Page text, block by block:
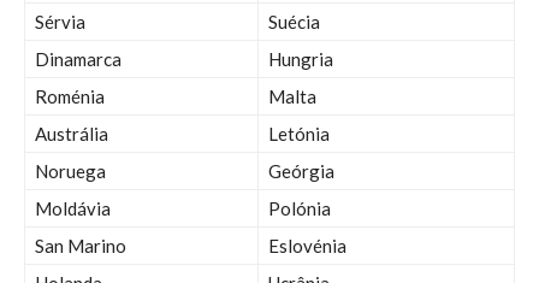
Sérvia
Suécia
Dinamarca
Hungria
Roménia
Malta
Austrália
Letónia
Noruega
Geórgia
Moldávia
Polónia
San Marino
Eslovénia